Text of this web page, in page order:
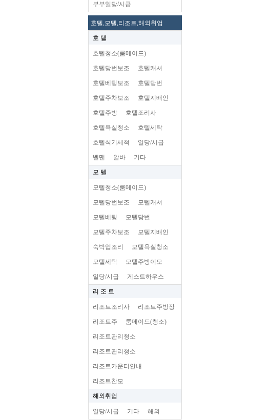
부부일당/시급
호텔,모텔,리조트,해외취업
호 텔
호텔청소(룸메이드)
호텔당번보조 호텔캐셔
호텔베팅보조 호텔당번
호텔주차보조 호텔지배인
호텔주방 호텔조리사
호텔욕실청소 호텔세탁
호텔식기세척 일당/시급
벨맨 알바 기타
모 텔
모텔청소(룸메이드)
모텔당번보조 모텔캐셔
모텔베팅 모텔당번
모텔주차보조 모텔지배인
숙박업조리 모텔욕실청소
모텔세탁 모텔주방이모
일당/시급 게스트하우스
리 조 트
리조트조리사 리조트주방장
리조트주 룸메이드(청소)
리조트관리청소
리조트관리청소
리조트카운터안내
리조트찬모
해외취업
일당/시급 기타 해외